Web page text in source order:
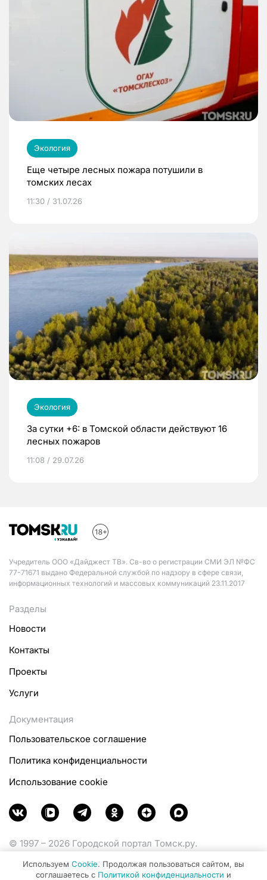
Экология
Еще четыре лесных пожара потушили в
томских лесах
11:30 / 31.07.26
Экология
За сутки +6: в Томской области действуют 16
лесных пожаров
11:08 / 29.07.26
Учредитель ООО «Дайджест ТВ». Св-во о регистрации СМИ ЭЛ №ФС
77-71671 выдано Федеральной службой по надзору в сфере связи,
информационных технологий и массовых коммуникаций 23.11.2017
Разделы
Новости
Контакты
Проекты
Услуги
Документация
Пользовательское соглашение
Политика конфиденциальности
Использование cookie
© 1997 – 2026 Городской портал Томск.ру.
Министерства цифрового развития, связи и массовых
Используем Cookie. Продолжая пользоваться сайтом, вы
соглашаетесь с Политикой конфиденциальности и